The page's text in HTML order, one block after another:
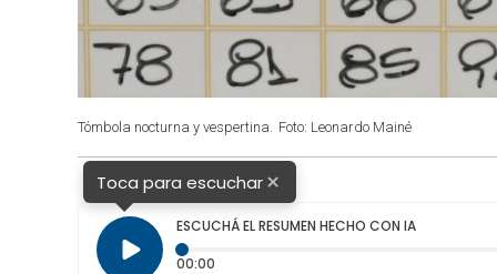
Tómbola nocturna y vespertina. Foto: Leonardo Mainé
Toca para escuchar×
ESCUCHÁ EL RESUMEN HECHO CON IA
00:00